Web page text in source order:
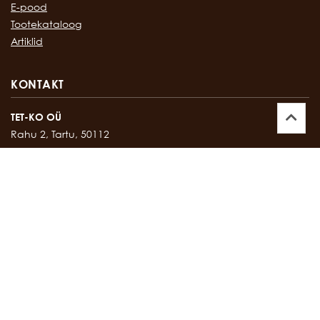
E-pood
Tootekataloog
Artiklid
KONTAKT
TET-KO OÜ
Rahu 2, Tartu, 50112
Kontor:747 17 35